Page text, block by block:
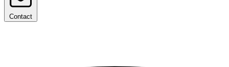
Contact